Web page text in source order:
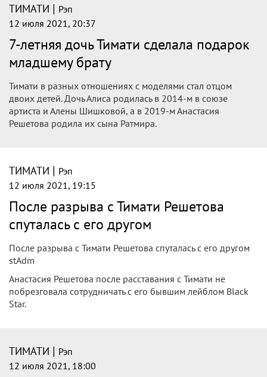
ТИМАТИ | Рэп
12 июля 2021, 20:37
7-летняя дочь Тимати сделала подарок
младшему брату
Тимати в разных отношениях с моделями стал отцом
двоих детей. Дочь Алиса родилась в 2014-м в союзе
артиста и Алены Шишковой, а в 2019-м Анастасия
Решетова родила их сына Ратмира.
ТИМАТИ | Рэп
12 июля 2021, 19:15
После разрыва с Тимати Решетова
спуталась с его другом
После разрыва с Тимати Решетова спуталась с его другом
stAdm
Анастасия Решетова после расставания с Тимати не
побрезговала сотрудничать с его бывшим лейблом Black
Star.
ТИМАТИ | Рэп
12 июля 2021, 18:00